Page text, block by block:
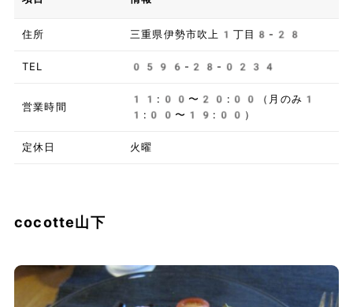
住所 三重県伊勢市吹上1丁目8-28
TEL 0596-28-0234
営業時間
11:00〜20:00（月のみ1
1:00〜19:00）
定休日 火曜
cocotte山下